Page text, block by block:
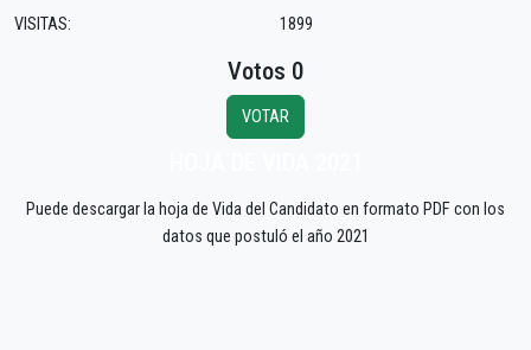
VISITAS: 1899
Votos 0
VOTAR
Puede descargar la hoja de Vida del Candidato en formato PDF con los
datos que postuló el año 2021